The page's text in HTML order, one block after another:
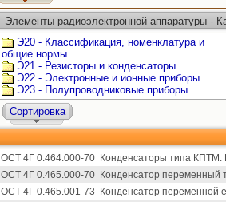
Элементы радиоэлектронной аппаратуры -
Э20 - Классификация, номенклатура и
общие нормы
Э21 - Резисторы и конденсаторы
Э22 - Электронные и ионные приборы
Э23 - Полупроводниковые приборы
Сортировка
ОСТ 4Г 0.464.000-70 Конденсаторы типа КПТМ.
ОСТ 4Г 0.465.000-70 Конденсатор переменный
ОСТ 4Г 0.465.001-73
Конденсатор переменной